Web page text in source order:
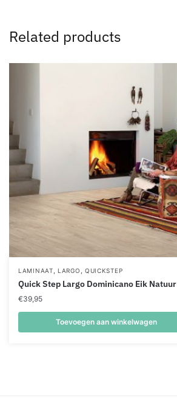
Related products
LAMINAAT LARGO QUICKSTEP
Quick Step Largo Dominicano Eik Natuur
€39,95
Toevoegen aan winkelwagen